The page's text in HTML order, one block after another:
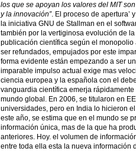
los que se apoyan los valores del MIT
y la innovación”. El proceso de apertura’
la iniciativa GNU de Stallman en el
también por la vertiginosa evolución de
publicación científica según el
ser refundados, empujados por este
forma evidente están empezando a ser
imparable impulso actual exige mas
ciencia europea y la española con el
vanguardia científica emerja
mundo global. En 2006, se titularon en
universidades, pero en India lo hicieron
este año, se estima que en el mundo se
información única, mas de la que ha
anteriores. Hoy. el volumen de
entre toda ella esta la nueva información